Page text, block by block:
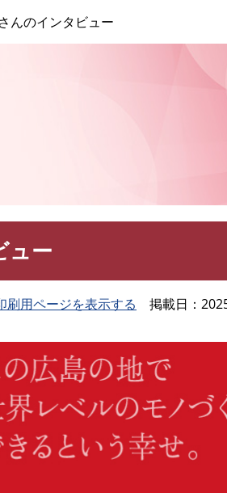
んのインタビュー
ュー
刷用ページを表示する 掲載日